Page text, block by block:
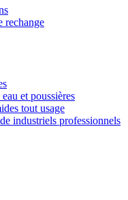
rechange
et poussières
tout usage
industriels professionnels